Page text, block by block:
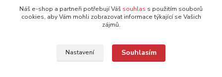
obchod@tompet.cz
Náš e-shop a partneři potřebují Váš souhlas s použitím souborů
cookies, aby Vám mohli zobrazovat informace týkající se Vašich
zájmů.
Nastavení Souhlasím